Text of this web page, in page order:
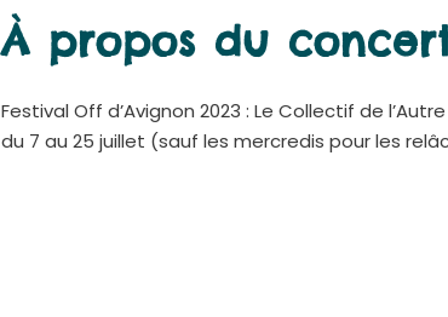
À propos du
Festival Off d’Avignon 2023 : Le Collectif de
du 7 au 25 juillet (sauf les mercredis pour les